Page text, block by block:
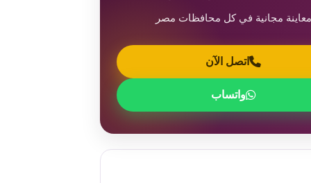
معاينة مجانية في كل محافظات مصر
اتصل الآن
واتساب